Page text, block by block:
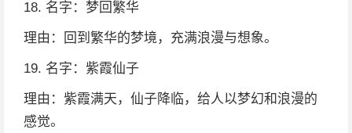
18. 名字：梦回繁华
理由：回到繁华的梦境，充满浪漫与想象。
19. 名字：紫霞仙子
理由：紫霞满天，仙子降临，给人以梦幻和浪漫的
感觉。